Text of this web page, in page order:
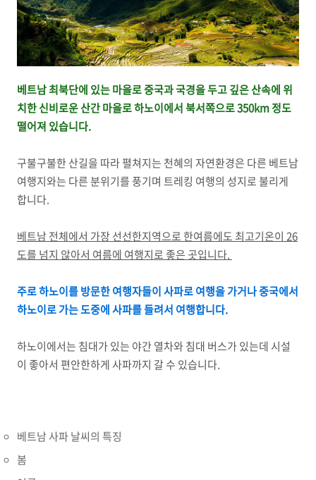
베트남 최북단에 있는 마을로 중국과 국경을 두고 깊은 산속에 위
치한 신비로운 산간 마을로 하노이에서 북서쪽으로 350km 정도
떨어져 있습니다.
구불구불한 산길을 따라 펼쳐지는 천혜의 자연환경은 다른 베트남
여행지와는 다른 분위기를 풍기며 트레킹 여행의 성지로 불리게
합니다.
베트남 전체에서 가장 선선한지역으로 한여름에도 최고기온이 26
도를 넘지 않아서 여름에 여행지로 좋은 곳입니다.
주로 하노이를 방문한 여행자들이 사파로 여행을 가거나 중국에서
하노이로 가는 도중에 사파를 들려서 여행합니다.
하노이에서는 침대가 있는 야간 열차와 침대 버스가 있는데 시설
이 좋아서 편안한하게 사파까지 갈 수 있습니다.
베트남 사파 날씨의 특징
봄